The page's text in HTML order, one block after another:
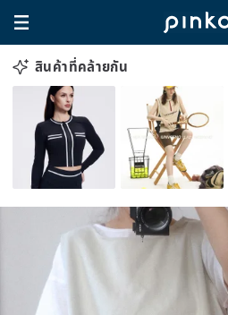
สินค้าที่คล้ายกัน